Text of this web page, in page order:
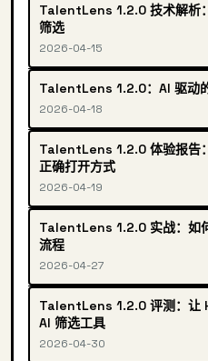
TalentLens 1.2.0 技术解析
筛选
2026-04-15
TalentLens 1.2.0：AI 驱动
2026-04-18
TalentLens 1.2.0 体验报告
正确打开方式
2026-04-19
TalentLens 1.2.0 实战：如
流程
2026-04-27
TalentLens 1.2.0 评测：让
AI 筛选工具
2026-04-30